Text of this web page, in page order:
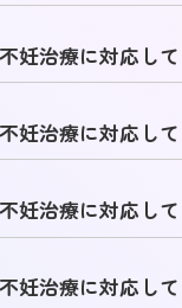
妊治療に対応し
妊治療に対応し
妊治療に対応し
妊治療に対応し